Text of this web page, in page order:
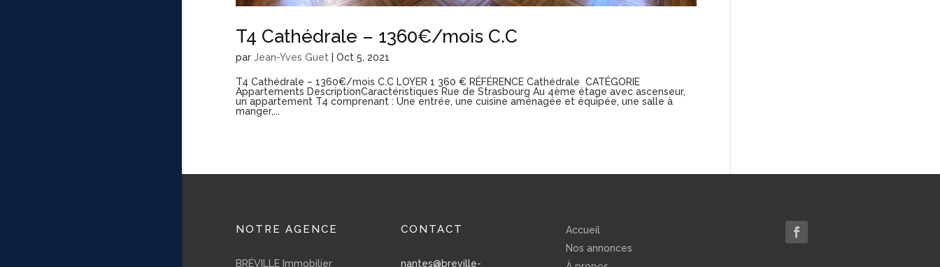
T4 Cathédrale – 1360€/mois C.C
par Jean-Yves Guet Oct 5, 2021
T4 Cathédrale – 1360€/mois C.C LOYER 1 360 € RÉFÉRENCE Cathédrale CATÉGORIE
Appartements DescriptionCaractéristiques Rue de Strasbourg Au 4ème étage avec ascenseur,
un appartement T4 comprenant : Une entrée, une cuisine aménagée et équipée, une salle à
manger,...
NOTRE AGENCE
BRÉVILLE Immobilier
CONTACT
nantes@breville-
Accueil
Nos annonces